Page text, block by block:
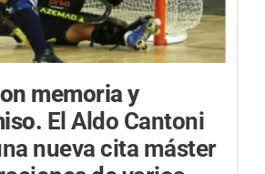
memoria y
El Aldo Cantoni
nueva cita máster